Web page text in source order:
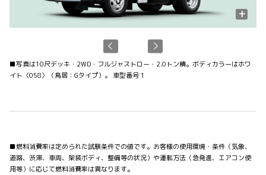
+
■写真は10尺デッキ・2WD・フルジャストロー・2.0トン積。ボディカラーはホワ
イト〈058〉（鳥居：Gタイプ）。 車型番号 1
■燃料消費率は定められた試験条件での値です。お客様の使用環境・条件（気象、
道路、渋滞、車両、架装ボディ、整備等の状況）や運転方法（急発進、エアコン使
用等）に応じて燃料消費率は異なります。